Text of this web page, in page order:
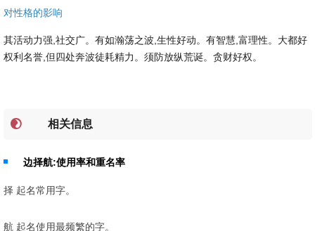
对性格的影响
其活动力强,社交广。有如瀚荡之波,生性好动。有智慧,富理性。大都好
权利名誉,但四处奔波徒耗精力。须防放纵荒诞。贪财好权。
相关信息
边择航:使用率和重名率
择 起名常用字。
航 起名使用最频繁的字。